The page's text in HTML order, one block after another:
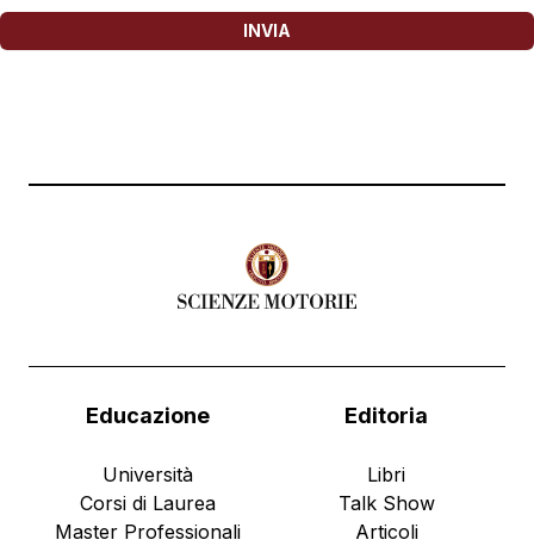
INVIA
Educazione
Università
Corsi di Laurea
Master Professionali
Editoria
Libri
Talk Show
Articoli